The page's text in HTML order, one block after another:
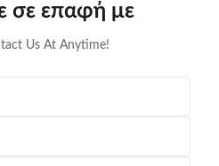
σε επαφή με
Us At Anytime!